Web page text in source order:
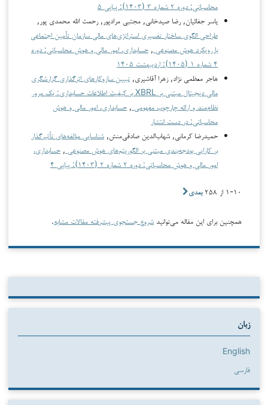
محاسباتی: دوره ۲ شماره ۳ (۱۴۰۳): پیاپی ۵
یاسر جفائیان, رضا صیدخانی, مجتبی مرادپور, رحمت الله محمدی پور,
طراحی الگوی ساختار تفسیری استراتژی‌های مالی سازمان تأمین اجتماعی
با رویکرد هوش مصنوعی , حسابداری، امور مالی و هوش محاسباتی: دوره
۴ شماره ۱ (۱۴۰۵): اردیبهشت ۱۴۰۵
هاجر معظمی نژاد, زهرا آقاشیری, تبیین سازوکارهای اثرگذاری گزارشگری
مالی دیجیتال مبتنی بر XBRL بر کیفیت اطلاعات حسابداری: یک مرور
نظام‌مند و ارائه چارچوب مفهومی , حسابداری، امور مالی و هوش
محاسباتی: در دست انتشار
حمیدرضا کرمانی‌, شهاب‌الدین صادقی‌منش, شناسایی مؤلفه‌های تأثیرگذار
بر کارایی بودجه‌بندی مبتنی بر الگوریتم‌های هوش مصنوعی , حسابداری،
امور مالی و هوش محاسباتی: دوره ۲ شماره ۲ (۱۴۰۳): پیاپی ۴
۱-۱۰ از ۲۵۸ بعدی
همچنین برای این مقاله می‌توانید شروع جستجوی پیشرفته مقالات مشابه.
زبان
English
فارسی